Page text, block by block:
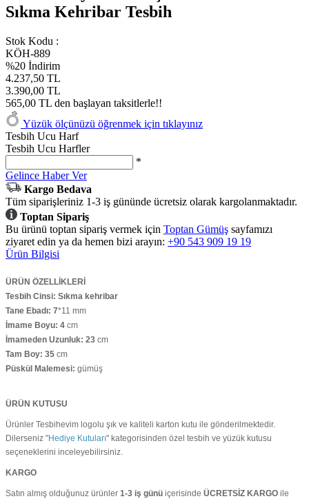
Sıkma Kehribar Tesbih
Stok Kodu :
KÖH-889
%20 İndirim
4.237,50 TL
3.390,00 TL
565,00 TL den başlayan taksitlerle!!
Yüzük ölçünüzü öğrenmek için tıklayınız
Tesbih Ucu Harf
Tesbih Ucu Harfler
*
Gelince Haber Ver
Kargo Bedava
Tüm siparişleriniz 1-3 iş gününde ücretsiz olarak kargolanmaktadır.
Toptan Sipariş
Bu ürünü toptan sipariş vermek için Toptan Gümüş sayfamızı
ziyaret edin ya da hemen bizi arayın: +90 543 909 19 19
Ürün Bilgisi
ÜRÜN ÖZELLİKLERİ
Tesbih Cinsi: Sıkma kehribar
Tane Ebadı: 7*11 mm
İmame Boyu: 4 cm
İmameden Uzunluk: 23 cm
Tam Boy: 35 cm
Püskül Malemesi: gümüş
ÜRÜN KUTUSU
Ürünler Tesbihevim logolu şık ve kaliteli karton kutu ile gönderilmektedir.
Dilerseniz "Hediye Kutuları" kategorisinden özel tesbih ve yüzük kutusu
seçeneklerini inceleyebilirsiniz.
KARGO
Satın almış olduğunuz ürünler 1-3 iş günü içerisinde ÜCRETSİZ KARGO ile